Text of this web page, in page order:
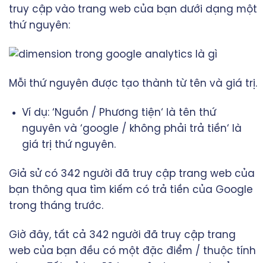
truy cập vào trang web của bạn dưới dạng một
thứ nguyên:
Mỗi thứ nguyên được tạo thành từ tên và giá trị.
Ví dụ: ‘Nguồn / Phương tiện‘ là tên thứ
nguyên và ‘google / không phải trả tiền‘ là
giá trị thứ nguyên.
Giả sử có 342 người đã truy cập trang web của
bạn thông qua tìm kiếm có trả tiền của Google
trong tháng trước.
Giờ đây, tất cả 342 người đã truy cập trang
web của bạn đều có một đặc điểm / thuộc tính